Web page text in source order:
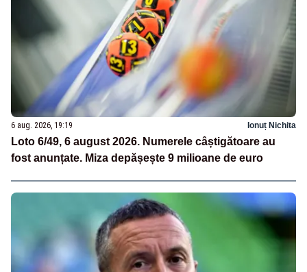
6 aug. 2026, 19:19 Ionuț Nichita
Loto 6/49, 6 august 2026. Numerele câștigătoare au
fost anunțate. Miza depășește 9 milioane de euro